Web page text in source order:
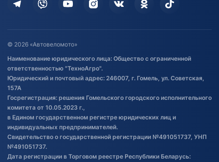
Дополнительные услуги
Оставить отзыв
Договор публичной оферты
Обработка файлов cookie
Постановка транспорта на учет
Обновления в ЭПТС 2024
© 2026 «Автовеломото»
Наименование юридического лица: Общество с ограниченной
ответственностью "ТехноАгро".
Юридический и почтовый адрес: 246007, г. Гомель, ул. Советская,
157А
Госрегистрация: решения Гомельского городского исполнительного
комитета от 10.05.2023 г.,
в Едином государственном регистре юридических лиц и
индивидуальных предпринимателей.
Свидетельство о государственной регистрации №491051737, УНП
№491051737.
Дата регистрации в Торговом реестре Республики Беларусь: